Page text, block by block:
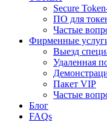
Secure
ПО для
Частые
Фирменные
Выезд
Удаленная
Пакет VIP
Частые
Блог
FAQs